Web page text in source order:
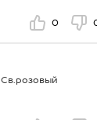
0
Св.розовый